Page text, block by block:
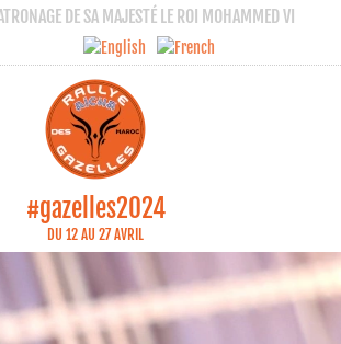
DE SA MAJESTÉ LE ROI MOHAMMED VI
#gazelles2024
DU 12 AU 27 AVRIL